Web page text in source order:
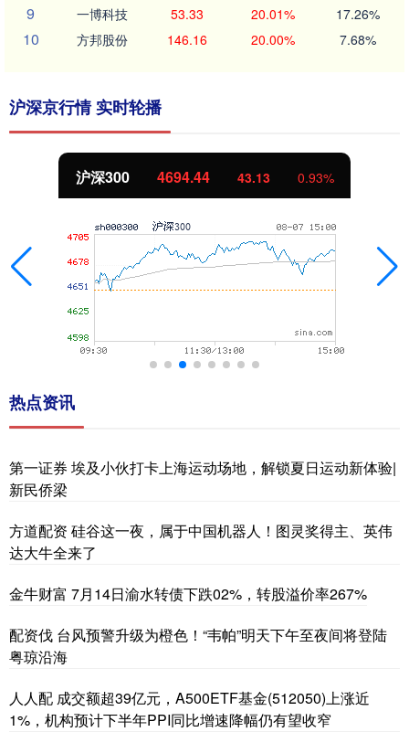
9 一博科技 53.33 20.01% 17.26%
10 方邦股份 146.16 20.00% 7.68%
沪深京行情 实时轮播
北证50 1134.24 11.37 1.01%
热点资讯
第一证券 埃及小伙打卡上海运动场地，解锁夏日运动新体验|
新民侨梁
方道配资 硅谷这一夜，属于中国机器人！图灵奖得主、英伟
达大牛全来了
金牛财富 7月14日渝水转债下跌02%，转股溢价率267%
配资伐 台风预警升级为橙色！“韦帕”明天下午至夜间将登陆
粤琼沿海
人人配 成交额超39亿元，A500ETF基金(512050)上涨近
1%，机构预计下半年PPI同比增速降幅仍有望收窄